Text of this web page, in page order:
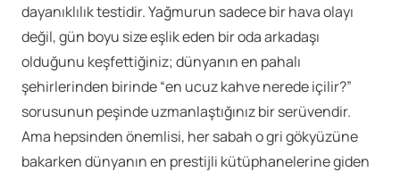
dayanıklılık testidir. Yağmurun sadece bir hava olayı
değil, gün boyu size eşlik eden bir oda arkadaşı
olduğunu keşfettiğiniz; dünyanın en pahalı
şehirlerinden birinde “en ucuz kahve nerede içilir?”
sorusunun peşinde uzmanlaştığınız bir serüvendir.
Ama hepsinden önemlisi, her sabah o gri gökyüzüne
bakarken dünyanın en prestijli kütüphanelerine giden